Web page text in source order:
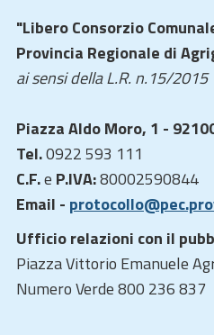
"Libero Consorzio
Provincia Regionale di
ai sensi della L.R. n.15/2015
Piazza Aldo Moro, 1 -
Tel.0922 593 111
C.F.e P.IVA:80002590844
Email -
Ufficio relazioni con il
Piazza Vittorio Emanuele
Numero Verde 800 236 837